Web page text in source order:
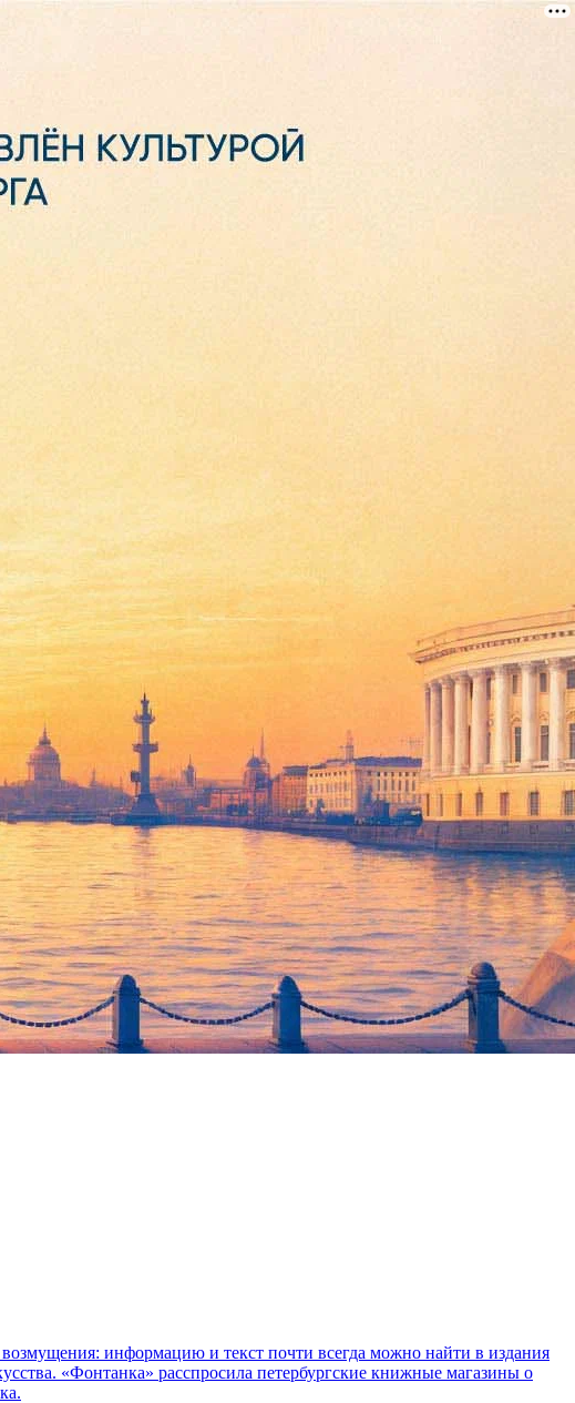
Эрмитаже VIII Европейской конференции по иранистике.
охоты с культовыми и мифологическими сценами, фаянсовые
Последний зал выставки посвящен иранской придворной
путешествиях марокканского странника, которые тот совершил в 14
впервые, и, следуя маршруту путешественника,
от Поволжья до центральной Африки. Посетители Эрмитажа смогут
декабря.
информацию и текст почти всегда можно найти в издания
«Фонтанка» расспросила петербургские книжные магазины о